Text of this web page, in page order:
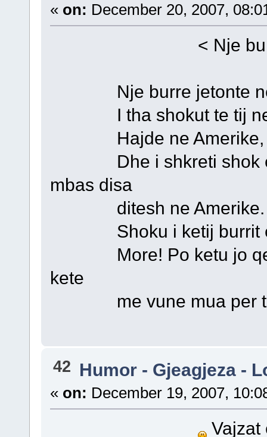
« on: December 20, 2007,
< Nje burre ne
Nje burre jetonte ne
I tha shokut te tij ne
Hajde ne Amerike, se
Dhe i shkreti shok e
mbas disa
ditesh ne Amerike.
Shoku i ketij burrit e
More! Po ketu jo qe
kete
me vune mua per ti
42 Humor - Gjeagjeza -
« on: December 19, 2007,
Vajzat